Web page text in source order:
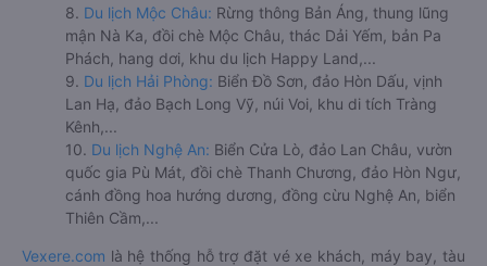
8. Du lịch Mộc Châu: Rừng thông Bản Áng, thung lũng
mận Nà Ka, đồi chè Mộc Châu, thác Dải Yếm, bản Pa
Phách, hang dơi, khu du lịch Happy Land,...
9. Du lịch Hải Phòng: Biển Đồ Sơn, đảo Hòn Dấu, vịnh
Lan Hạ, đảo Bạch Long Vỹ, núi Voi, khu di tích Tràng
Kênh,...
10. Du lịch Nghệ An: Biển Cửa Lò, đảo Lan Châu, vườn
quốc gia Pù Mát, đồi chè Thanh Chương, đảo Hòn Ngư,
cánh đồng hoa hướng dương, đồng cừu Nghệ An, biển
Thiên Cầm,...
Vexere.com là hệ thống hỗ trợ đặt vé xe khách, máy bay, tàu